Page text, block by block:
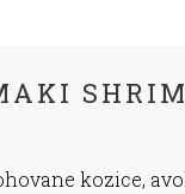
kozice,